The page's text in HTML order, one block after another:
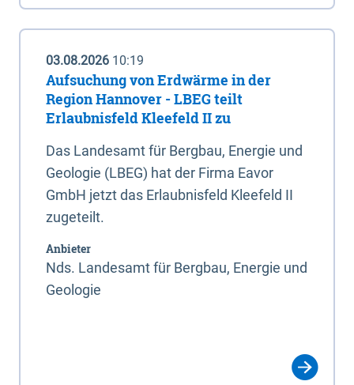
03.08.2026 10:19
Aufsuchung von Erdwärme in der
Region Hannover - LBEG teilt
Erlaubnisfeld Kleefeld II zu
Das Landesamt für Bergbau, Energie und
Geologie (LBEG) hat der Firma Eavor
GmbH jetzt das Erlaubnisfeld Kleefeld II
zugeteilt.
Anbieter
Nds. Landesamt für Bergbau, Energie und
Geologie